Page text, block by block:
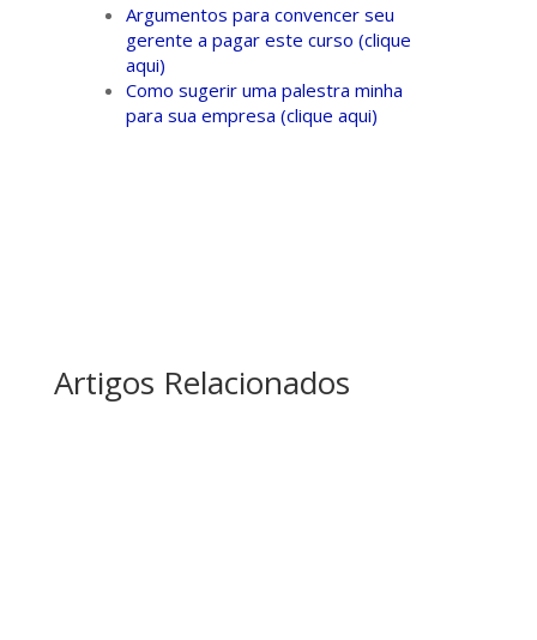
Argumentos para convencer seu
gerente a pagar este curso (clique
aqui)
Como sugerir uma palestra minha
para sua empresa (clique aqui)
Artigos Relacionados